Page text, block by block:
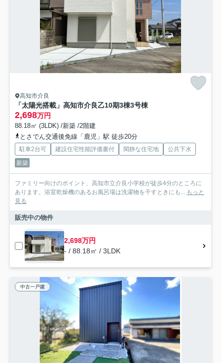
高知市介良
「太陽光搭載」高知市介良乙10期3棟3号棟
2,698万円
88.18㎡ (3LDK) /新築 /2階建
とさでん交通後免線「鹿児」駅 徒歩20分
駐車2台可 建設住宅性能評価書付 閑静な住宅地
公共下水
新築
ファミリー向けのポイント、高知市立介良小学校が徒歩4分のところに
あります。浴室乾燥機のあるお風呂場は洗濯物を干すときにも... もっと
見る
販売中の物件
2,698万円
- / 88.18㎡ / 3LDK
中古一戸建